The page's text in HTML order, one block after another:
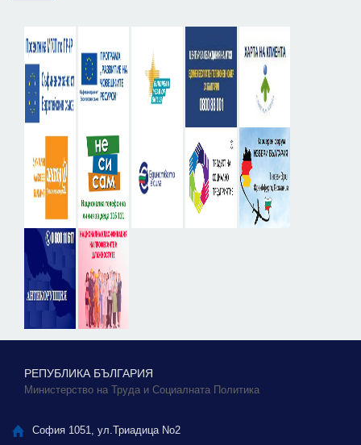
РЕПУБЛИКА БЪЛГАРИЯ
Министерство на Труда и Социалната Политика
София 1051, ул.Триадица No2